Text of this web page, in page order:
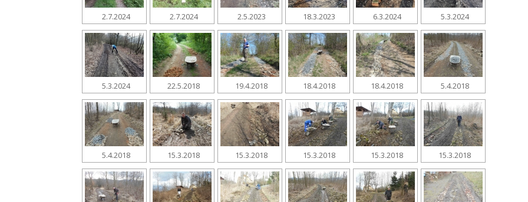
2.7.2024 2.7.2024 2.5.2023 18.3.2023 6.3.2024 5.3.2024
5.3.2024 22.5.2018 19.4.2018 18.4.2018 18.4.2018 5.4.2018
5.4.2018 15.3.2018 15.3.2018 15.3.2018 15.3.2018 15.3.2018